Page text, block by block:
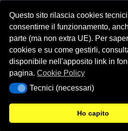
Dichiarazione di accessibilità
Portale realizzato con la piattaforma
Template Italia configurato sul tema
(Alioth)
© 2026
Questo sito rilascia cookies
consentirne il funzionamento,
parte (ma non extra UE). Per
cookies e su come gestirli,
disponibile nell'apposito link in
pagina.Cookie Policy
Tecnici (necessari)
Tecnici (necessari)
Ho capito